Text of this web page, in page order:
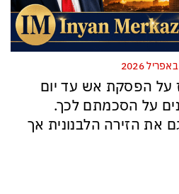
על הפסקת אש עד יום
על הסכמתם לכך.
את הזירה הלבנונית אך